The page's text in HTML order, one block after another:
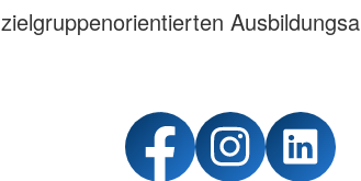
zielgruppenorientierten